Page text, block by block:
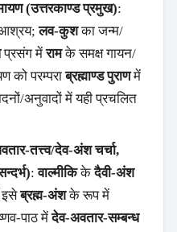
(उत्तरकाण्ड प्रमुख):
लव-कुशका जन्म/
प्रसंग मेंरामके समक्ष गायन/
को परम्पराब्रह्माण्ड पुराणमें
अनुवादों में यही प्रचलित
तत्त्व/देव-अंश चर्चा,
:वाल्मीकिकेदैवी-अंश
इसेब्रह्म-अंशके रूप में
पाठ मेंदेव-अवतार-सम्बन्ध